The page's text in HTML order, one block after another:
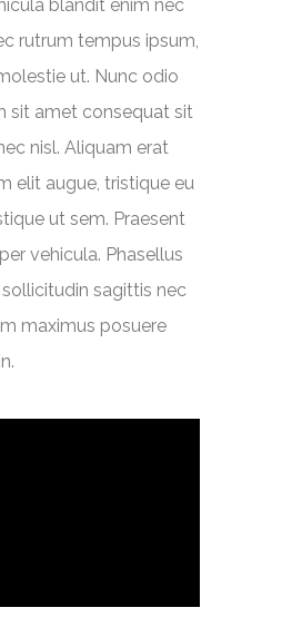
blandit enim nec
rutrum tempus ipsum,
ut. Nunc odio
sit amet consequat sit
nisl. Aliquam erat
elit augue, tristique eu
ut sem. Praesent
vehicula. Phasellus
sagittis nec
maximus posuere